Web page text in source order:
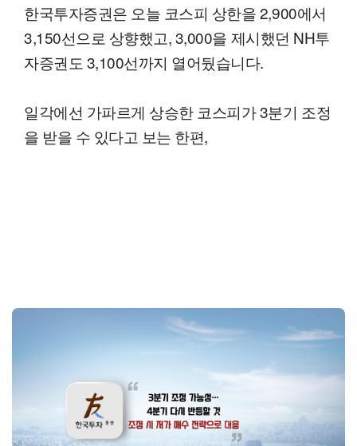
한국투자증권은 오늘 코스피 상한을 2,900에서
3,150선으로 상향했고, 3,000을 제시했던 NH투
자증권도 3,100선까지 열어뒀습니다.
일각에선 가파르게 상승한 코스피가 3분기 조정
을 받을 수 있다고 보는 한편,